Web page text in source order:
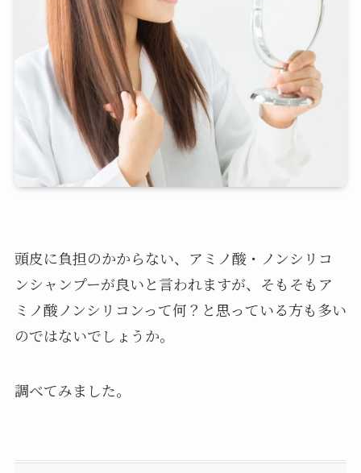
頭皮に負担のかからない、アミノ酸・ノンシリコ
ンシャンプーが良いと言われますが、そもそもア
ミノ酸ノンシリコンって何？と思っている方も多い
のではないでしょうか。
調べてみました。